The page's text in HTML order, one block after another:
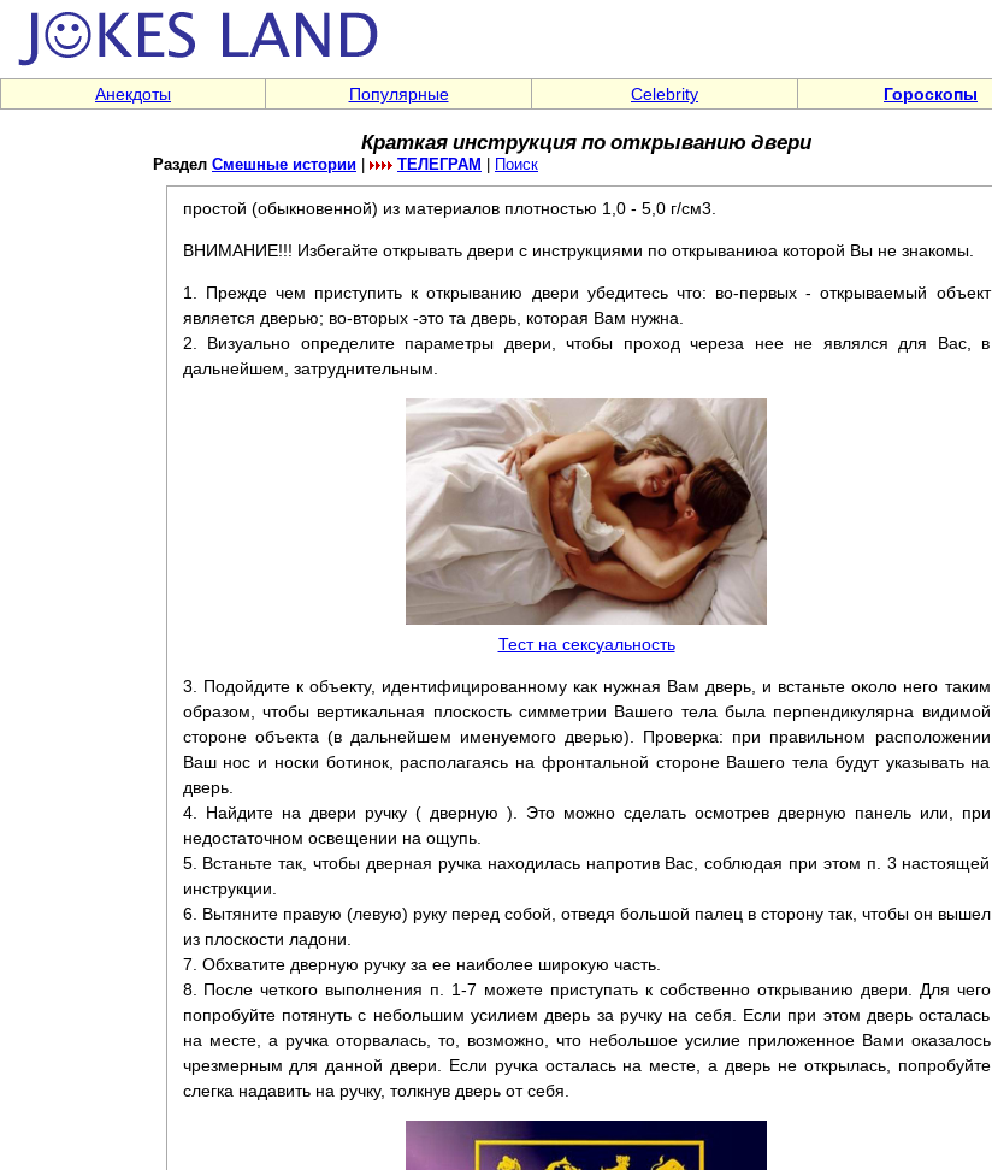
Анекдоты Популярные Celebrity Гороскопы
Краткая инструкция по открыванию двери
Раздел Смешные истории ТЕЛЕГРАМ Поиск
простой (обыкновенной) из материалов плотностью 1,0 - 5,0 г/см3.
ВНИМАНИЕ!!! Избегайте открывать двери с инструкциями по открываниюа которой Вы не знакомы.
1. Прежде чем приступить к открыванию двери убедитесь что: во-первых - открываемый объект
является дверью; во-вторых -это та дверь, которая Вам нужна.
2. Визуально определите параметры двери, чтобы проход череза нее не являлся для Вас, в
дальнейшем, затруднительным.
Тест на сексуальность
3. Подойдите к объекту, идентифицированному как нужная Вам дверь, и встаньте около него таким
образом, чтобы вертикальная плоскость симметрии Вашего тела была перпендикулярна видимой
стороне объекта (в дальнейшем именуемого дверью). Проверка: при правильном расположении
Ваш нос и носки ботинок, располагаясь на фронтальной стороне Вашего тела будут указывать на
дверь.
4. Найдите на двери ручку ( дверную ). Это можно сделать осмотрев дверную панель или, при
недостаточном освещении на ощупь.
5. Встаньте так, чтобы дверная ручка находилась напротив Вас, соблюдая при этом п. 3 настоящей
инструкции.
6. Вытяните правую (левую) руку перед собой, отведя большой палец в сторону так, чтобы он вышел
из плоскости ладони.
7. Обхватите дверную ручку за ее наиболее широкую часть.
8. После четкого выполнения п. 1-7 можете приступать к собственно открыванию двери. Для чего
попробуйте потянуть с небольшим усилием дверь за ручку на себя. Если при этом дверь осталась
на месте, а ручка оторвалась, то, возможно, что небольшое усилие приложенное Вами оказалось
чрезмерным для данной двери. Если ручка осталась на месте, а дверь не открылась, попробуйте
слегка надавить на ручку, толкнув дверь от себя.